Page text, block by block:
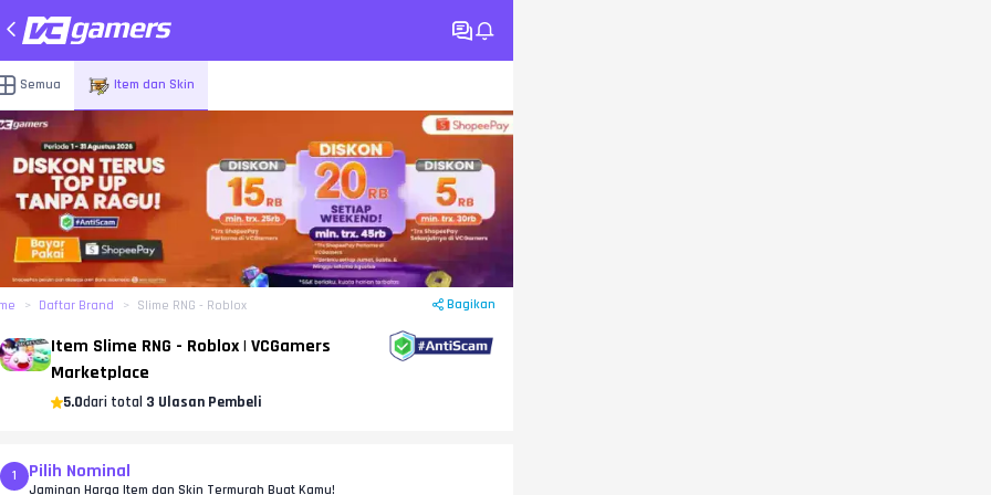
Semua Item dan Skin
Daftar Brand Slime RNG - Roblox Bagikan
Item Slime RNG - Roblox | VCGamers
Marketplace
5.0dari total 3 Ulasan Pembeli
1 Pilih Nominal
Jaminan Harga Item dan Skin Termurah Buat Kamu!